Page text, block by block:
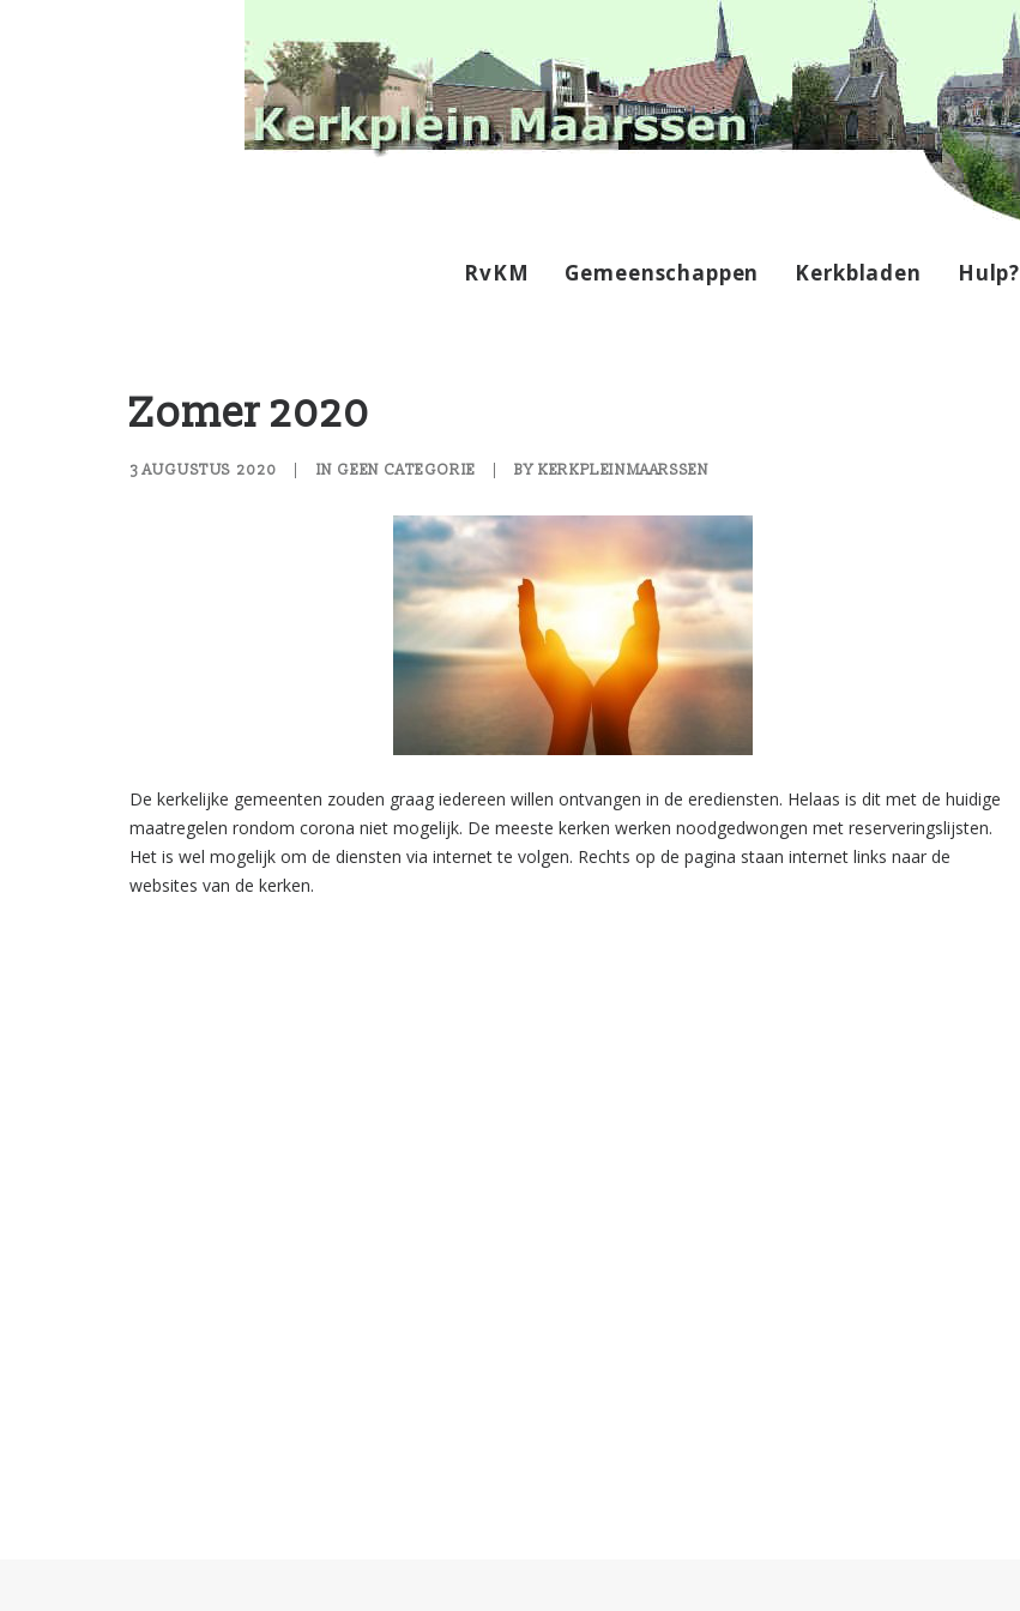
RvKM Gemeenschappen Kerkbladen Hulp?
Zomer 2020
3 AUGUSTUS 2020 IN GEEN CATEGORIE BYKERKPLEINMAARSSEN
De kerkelijke gemeenten zouden graag iedereen willen ontvangen in de erediensten. Helaas is dit met de huidige
maatregelen rondom corona niet mogelijk. De meeste kerken werken noodgedwongen met reserveringslijsten.
Het is wel mogelijk om de diensten via internet te volgen. Rechts op de pagina staan internet links naar de
websites van de kerken.